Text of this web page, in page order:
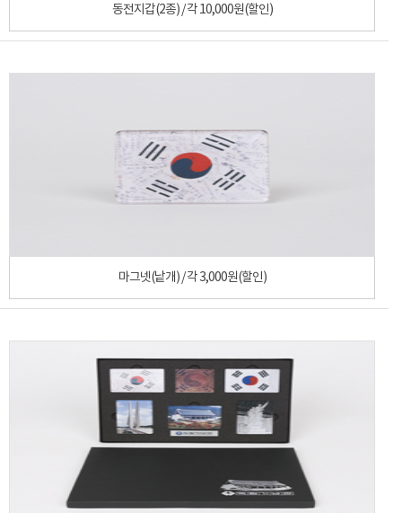
동전지갑(2종) / 각 10,000원(할인)
마그넷(낱개) / 각 3,000원(할인)